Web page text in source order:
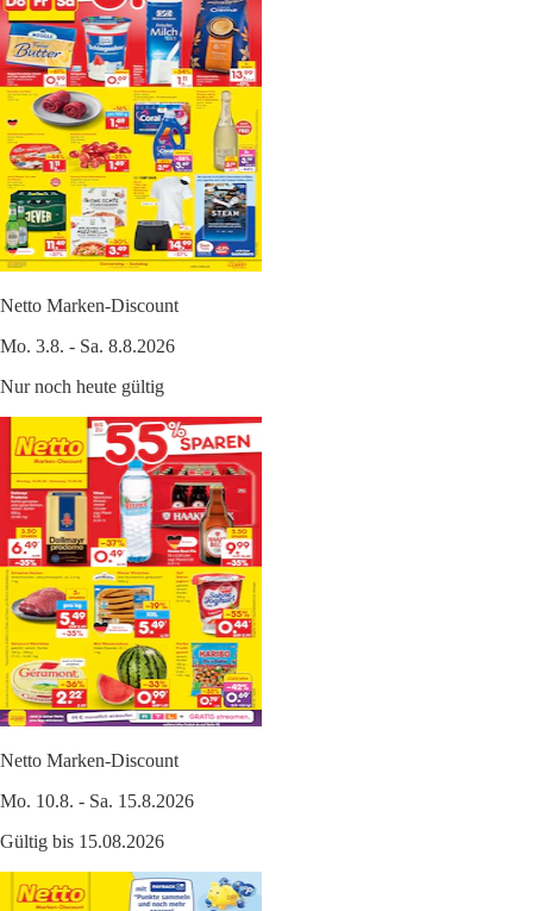
Netto Marken-Discount
Mo. 3.8. - Sa. 8.8.2026
Nur noch heute gültig
Netto Marken-Discount
Mo. 10.8. - Sa. 15.8.2026
Gültig bis 15.08.2026